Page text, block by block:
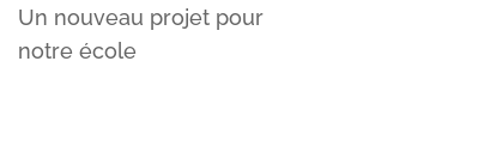
Un nouveau projet pour
notre école